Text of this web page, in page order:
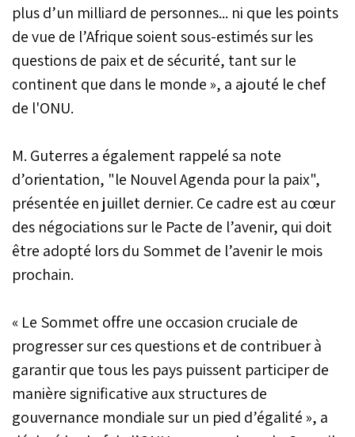
plus d’un milliard de personnes... ni que les points
de vue de l’Afrique soient sous-estimés sur les
questions de paix et de sécurité, tant sur le
continent que dans le monde », a ajouté le chef
de l'ONU.
M. Guterres a également rappelé sa note
d’orientation, "le Nouvel Agenda pour la paix",
présentée en juillet dernier. Ce cadre est au cœur
des négociations sur le Pacte de l’avenir, qui doit
être adopté lors du Sommet de l’avenir le mois
prochain.
« Le Sommet offre une occasion cruciale de
progresser sur ces questions et de contribuer à
garantir que tous les pays puissent participer de
manière significative aux structures de
gouvernance mondiale sur un pied d’égalité », a